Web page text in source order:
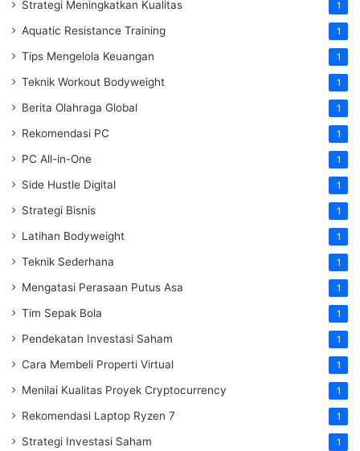
Strategi Meningkatkan Kualitas 1
Aquatic Resistance Training 1
Tips Mengelola Keuangan 1
Teknik Workout Bodyweight 1
Berita Olahraga Global 1
Rekomendasi PC 1
PC All-in-One 1
Side Hustle Digital 1
Strategi Bisnis 1
Latihan Bodyweight 1
Teknik Sederhana 1
Mengatasi Perasaan Putus Asa 1
Tim Sepak Bola 1
Pendekatan Investasi Saham 1
Cara Membeli Properti Virtual 1
Menilai Kualitas Proyek Cryptocurrency 1
Rekomendasi Laptop Ryzen 7 1
Strategi Investasi Saham 1